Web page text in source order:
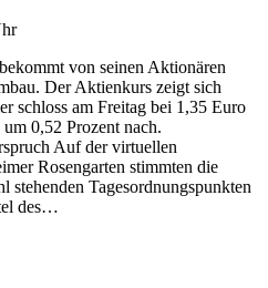
von seinen Aktionären
Der Aktienkurs zeigt sich
schloss am Freitag bei 1,35 Euro
0,52 Prozent nach.
Auf der virtuellen
Rosengarten stimmten die
stehenden Tagesordnungspunkten
des…